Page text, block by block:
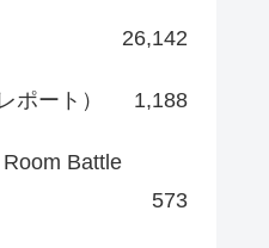
26,142
ポート） 1,188
Battle
573